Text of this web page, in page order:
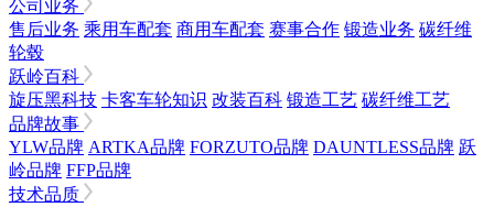
公司业务
售后业务 乘用车配套 商用车配套 赛事合作 锻造业务 碳纤维
轮毂
跃岭百科
旋压黑科技 卡客车轮知识 改装百科 锻造工艺 碳纤维工艺
品牌故事
YLW品牌 ARTKA品牌 FORZUTO品牌 DAUNTLESS品牌 跃
岭品牌 FFP品牌
技术品质